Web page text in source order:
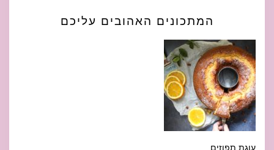
המתכונים האהובים עליכם
עוגת תפוזים